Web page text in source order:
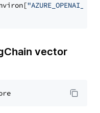
vector